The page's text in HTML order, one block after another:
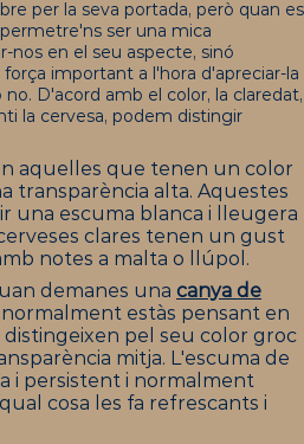
per la seva portada, però quan es
ser una mica
nos en el seu aspecte, sinó
important a l'hora d'apreciar-la
D'acord amb el color, la claredat,
la cervesa, podem distingir
aquelles que tenen un color
transparència alta. Aquestes
una escuma blanca i lleugera
clares tenen un gust
notes a malta o llúpol.
demanes una canya de
estàs pensant en
distingeixen pel seu color groc
mitja. L'escuma de
i persistent i normalment
cosa les fa refrescants i